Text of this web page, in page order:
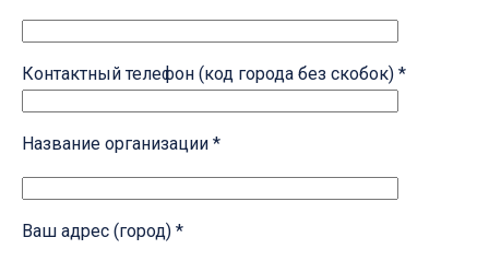
Контактный телефон (код города без скобок) *
Название организации *
Ваш адрес (город) *